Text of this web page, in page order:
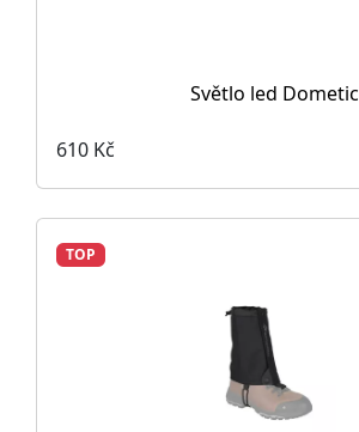
Světlo led Dometic
610 Kč
TOP